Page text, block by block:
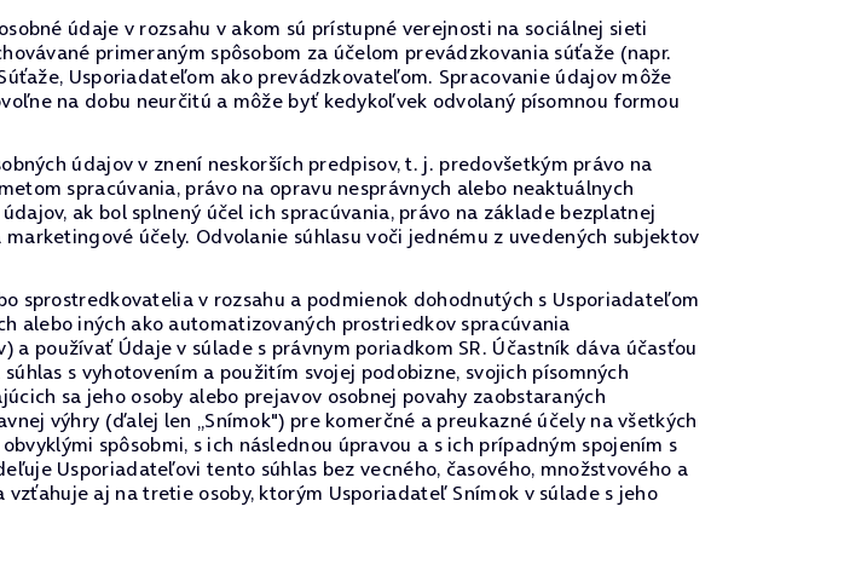
údaje v rozsahu v akom sú prístupné verejnosti na sociálnej sieti
primeraným spôsobom za účelom prevádzkovania súťaže (napr.
Usporiadateľom ako prevádzkovateľom. Spracovanie údajov môže
na dobu neurčitú a môže byť kedykoľvek odvolaný písomnou formou
údajov v znení neskorších predpisov, t. j. predovšetkým právo na
spracúvania, právo na opravu nesprávnych alebo neaktuálnych
ak bol splnený účel ich spracúvania, právo na základe bezplatnej
účely. Odvolanie súhlasu voči jednému z uvedených subjektov
sprostredkovatelia v rozsahu a podmienok dohodnutých s Usporiadateľom
alebo iných ako automatizovaných prostriedkov spracúvania
používať Údaje v súlade s právnym poriadkom SR. Účastník dáva účasťou
s vyhotovením a použitím svojej podobizne, svojich písomných
sa jeho osoby alebo prejavov osobnej povahy zaobstaraných
výhry (ďalej len „Snímok") pre komerčné a preukazné účely na všetkých
spôsobmi, s ich následnou úpravou a s ich prípadným spojením s
Usporiadateľovi tento súhlas bez vecného, časového, množstvového a
aj na tretie osoby, ktorým Usporiadateľ Snímok v súlade s jeho